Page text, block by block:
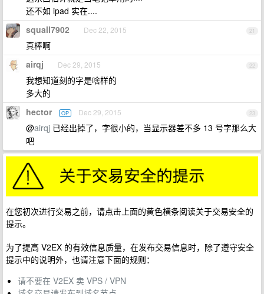
还不如 ipad 实在....
21
squall7902 Dec 22, 2015
真棒啊
22
airqj Dec 29, 2015
我想知道刻的字是啥样的
多大的
23
hector OP Dec 29, 2015
@airqj 已经出掉了，字很小的，当显示器差不多 13 号字那么大
吧
在您初次进行交易之前，请点击上面的黄色横条阅读关于交易安全的
提示。
为了提高 V2EX 的有效信息质量，在发布交易信息时，除了遵守安全
提示中的说明外，也请注意下面的规则：
请不要在 V2EX 卖 VPS / VPN